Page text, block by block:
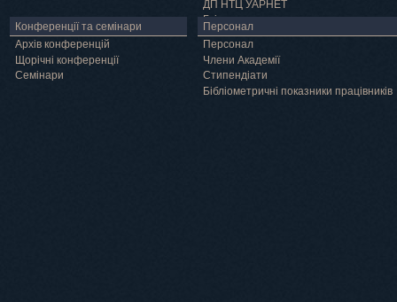
ДП НТЦ УАРНЕТ
Грід
Конференції та семінари
Архів конференцій
Щорічні конференції
Семінари
Персонал
Персонал
Члени Академії
Cтипендіати
Бібліометричні показники працівників